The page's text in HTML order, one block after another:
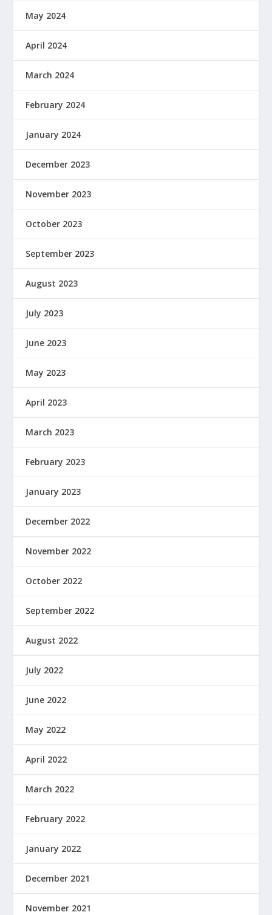
May 2024
April 2024
March 2024
February 2024
January 2024
December 2023
November 2023
October 2023
September 2023
August 2023
July 2023
June 2023
May 2023
April 2023
March 2023
February 2023
January 2023
December 2022
November 2022
October 2022
September 2022
August 2022
July 2022
June 2022
May 2022
April 2022
March 2022
February 2022
January 2022
December 2021
November 2021